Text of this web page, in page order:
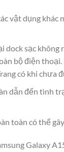
vật dụng khác
sạc không
bộ điện
có khi chưa
dẫn đến tình
toàn có thể
Galaxy